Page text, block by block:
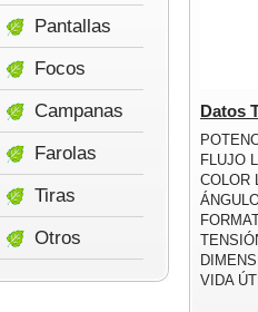
Datos
FLUJO
COLOR
VIDA
Pantallas
Focos
Campanas
Farolas
Tiras
Otros